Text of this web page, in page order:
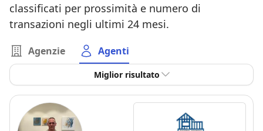
classificati per prossimità e numero di
transazioni negli ultimi 24 mesi.
Agenzie Agenti
Miglior risultato